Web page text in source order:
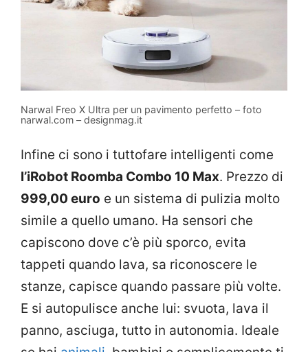
Narwal Freo X Ultra per un pavimento perfetto – foto
narwal.com – designmag.it
Infine ci sono i tuttofare intelligenti come
l’iRobot Roomba Combo 10 Max. Prezzo di
999,00 euro e un sistema di pulizia molto
simile a quello umano. Ha sensori che
capiscono dove c’è più sporco, evita
tappeti quando lava, sa riconoscere le
stanze, capisce quando passare più volte.
E si autopulisce anche lui: svuota, lava il
panno, asciuga, tutto in autonomia. Ideale